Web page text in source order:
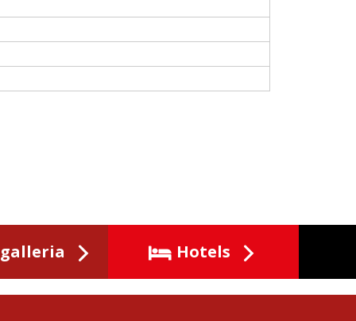
galleria Hotels